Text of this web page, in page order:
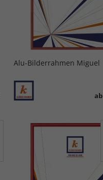
Alu-Bilderrahmen Miguel
ab